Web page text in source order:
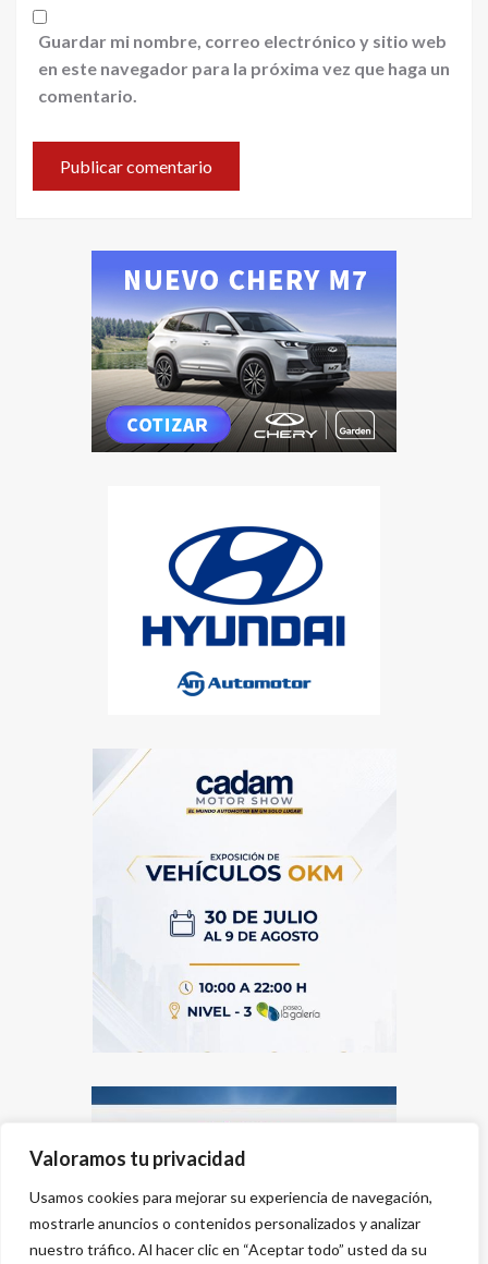
Valoramos tu privacidad
Usamos cookies para mejorar su experiencia de navegación,
mostrarle anuncios o contenidos personalizados y analizar
nuestro tráfico. Al hacer clic en “Aceptar todo” usted da su
Guardar mi nombre, correo electrónico y sitio web
en este navegador para la próxima vez que haga un
comentario.